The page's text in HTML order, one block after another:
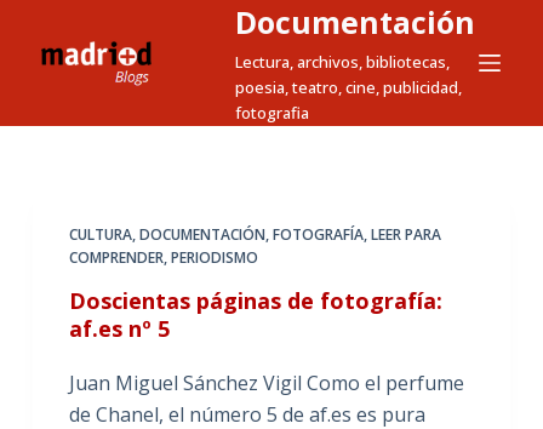
t
Documentación
Lectura, archivos, bibliotecas,
poesia, teatro, cine, publicidad,
fotografia
CULTURA,DOCUMENTACIÓN,FOTOGRAFÍA,LEER PARA
COMPRENDER,PERIODISMO
Doscientas páginas de fotografía:
af.es nº 5
Juan Miguel Sánchez Vigil Como el perfume
de Chanel, el número 5 de af.es es pura